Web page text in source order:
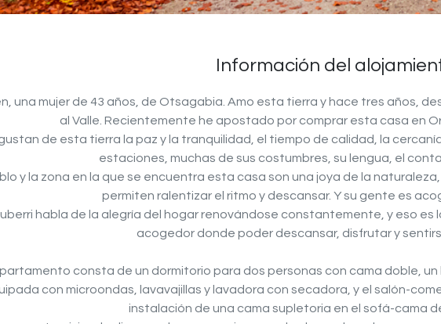
Información del
una mujer de 43 años, de Otsagabia. Amo esta tierra y hace tres años,
al Valle. Recientemente he apostado por comprar esta casa en
de esta tierra la paz y la tranquilidad, el tiempo de calidad, la
estaciones, muchas de sus costumbres, su lengua, el
y la zona en la que se encuentra esta casa son una joya de la
permiten ralentizar el ritmo y descansar. Y su gente es
habla de la alegría del hogar renovándose constantemente, y eso es
acogedor donde poder descansar, disfrutar y
consta de un dormitorio para dos personas con cama doble,
con microondas, lavavajillas y lavadora con secadora, y el salón-
instalación de una cama supletoria en el sofá-cama